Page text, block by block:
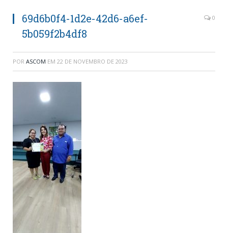
69d6b0f4-1d2e-42d6-a6ef-
5b059f2b4df8
0
POR ASCOM EM 22 DE NOVEMBRO DE 2023